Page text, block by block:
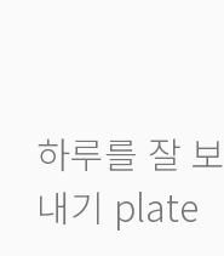
하루를 잘 보
내기 plate